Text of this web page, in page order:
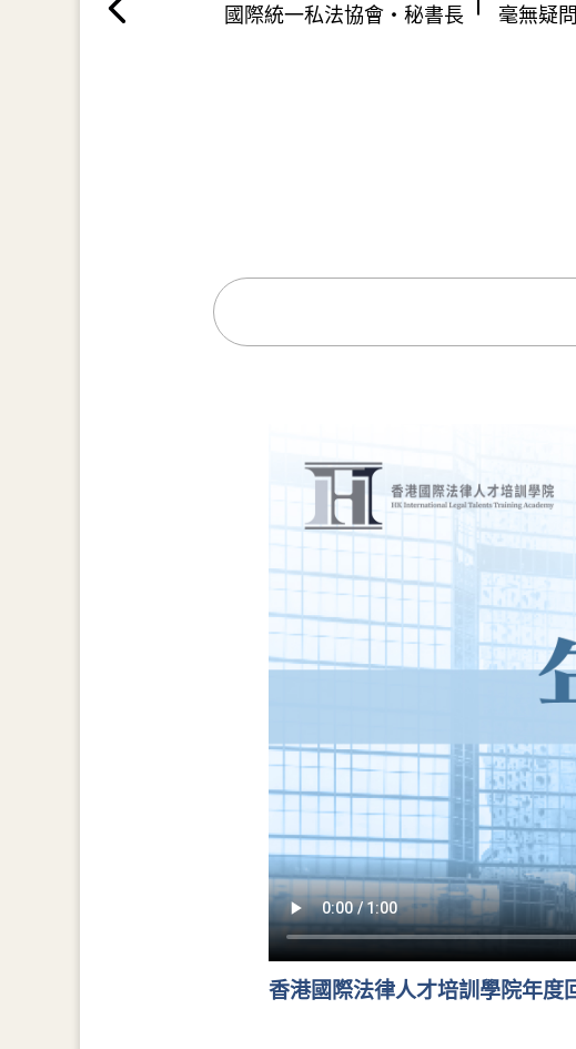
國際統一私法協會・秘書長
毫無疑
香港國際法律人才培訓學院年度